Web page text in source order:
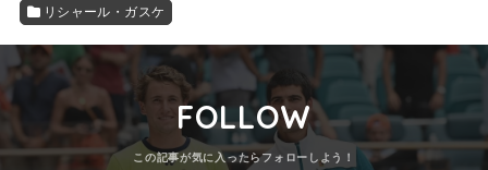
リシャール・ガスケ
FOLLOW